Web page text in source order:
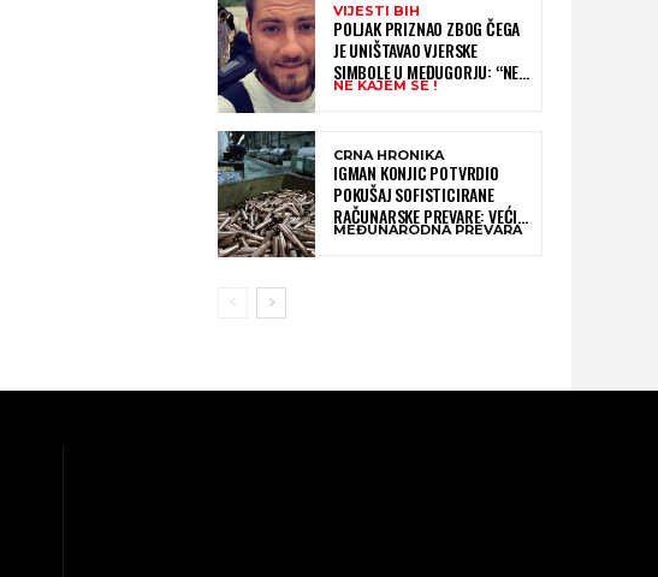
VIJESTI BIH
POLJAK PRIZNAO ZBOG ČEGA
JE UNIŠTAVAO VJERSKE
SIMBOLE U MEĐUGORJU: “NE
KAJEM SE I PONOVIO BIH SVE”
NE KAJEM SE !
CRNA HRONIKA
IGMAN KONJIC POTVRDIO
POKUŠAJ SOFISTICIRANE
RAČUNARSKE PREVARE: VEĆI
DIO NOVCA BLOKIRAN,
MEĐUNARODNA PREVARA